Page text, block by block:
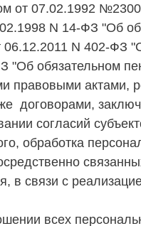
от 07.02.1992
N 14-ФЗ "Об
N 402-ФЗ
обязательном
правовыми актами,
договорами,
согласий
обработка
в связи с
всех